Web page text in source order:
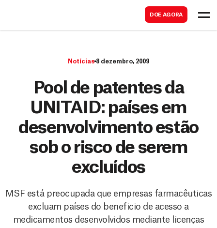
DOE AGORA
Notícias 8 dezembro, 2009
Pool de patentes da
UNITAID: países em
desenvolvimento estão
sob o risco de serem
excluídos
MSF está preocupada que empresas farmacêuticas
excluam países do beneficio de acesso a
medicamentos desenvolvidos mediante licenças
a